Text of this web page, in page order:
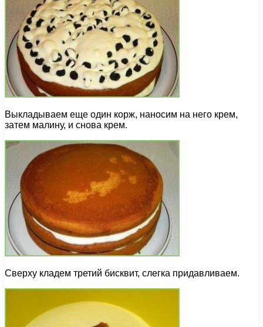
Выкладываем еще один корж, наносим на него крем,
затем малину, и снова крем.
Сверху кладем третий бисквит, слегка придавливаем.